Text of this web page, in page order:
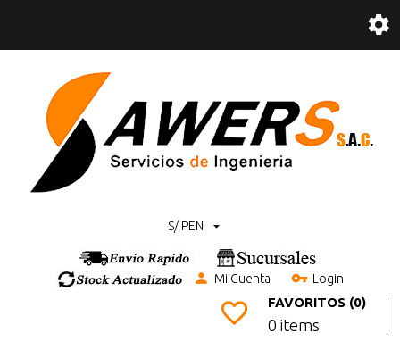
S/ PEN
Mi Cuenta Login
FAVORITOS (0)
0 items